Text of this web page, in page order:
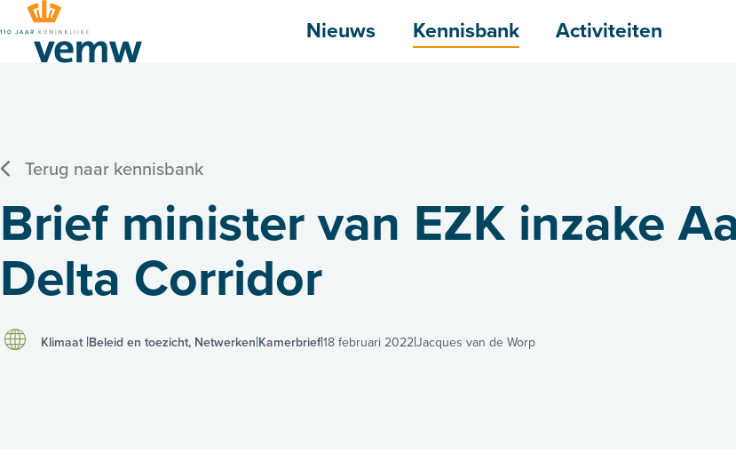
Nieuws Kennisbank Activiteiten
Terug naar kennisbank
Brief minister van EZK inzake
Delta Corridor
Klimaat Beleid en toezicht, Netwerken Kamerbrief 18 februari 2022 Jacques van de Worp